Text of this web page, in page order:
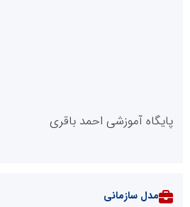
پایگاه آموزشی احمد باقری
مدل سازمانی